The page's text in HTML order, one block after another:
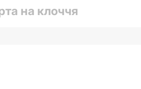
на клоччя